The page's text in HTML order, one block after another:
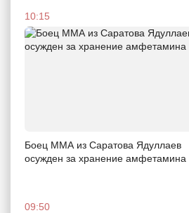
10:15
Боец ММА из Саратова Ядуллаев
осужден за хранение амфетамина
09:50